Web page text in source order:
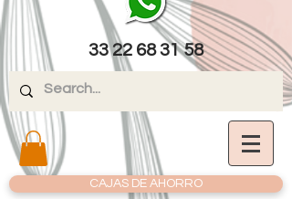
33 22 68 31 58
CAJAS DE AHORRO